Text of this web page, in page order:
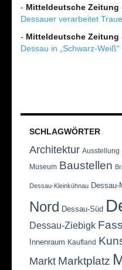
- Mitteldeutsche Zeitung
Dessauer verarbeitet
- Mitteldeutsche Zeitung
Dessau in „Schwarz-Weiß“
SCHLAGWÖRTER
Architektur Ausstellung
Museum Baustellen
Dessau-Kleinkühnau Dessau-
Nord Dessau-Süd
Dessau-Ziebigk
Innenraum Kaufland
Markt Marktplatz